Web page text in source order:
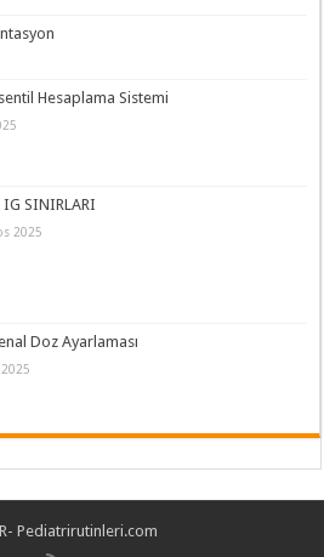
Hesaplama Sistemi
IG SINIRLARI
2025
Doz Ayarlaması
Pediatrirutinleri.com